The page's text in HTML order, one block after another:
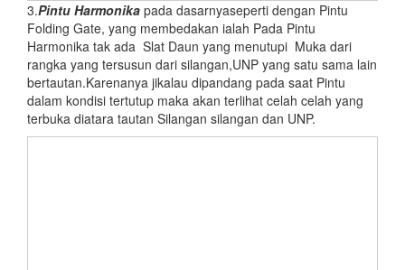
3.Pintu Harmonika pada dasarnyaseperti dengan Pintu
Folding Gate, yang membedakan ialah Pada Pintu
Harmonika tak ada Slat Daun yang menutupi Muka dari
rangka yang tersusun dari silangan,UNP yang satu sama lain
bertautan.Karenanya jikalau dipandang pada saat Pintu
dalam kondisi tertutup maka akan terlihat celah celah yang
terbuka diatara tautan Silangan silangan dan UNP.